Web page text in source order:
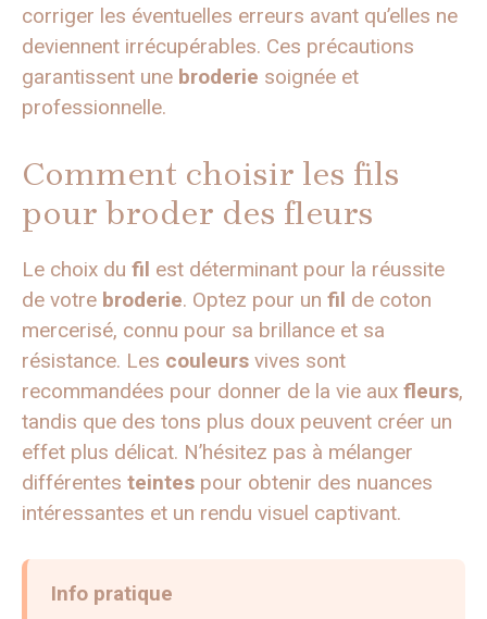
corriger les éventuelles erreurs avant qu’elles ne
deviennent irrécupérables. Ces précautions
garantissent une broderie soignée et
professionnelle.
Comment choisir les fils
pour broder des fleurs
Le choix du fil est déterminant pour la réussite
de votre broderie. Optez pour un fil de coton
mercerisé, connu pour sa brillance et sa
résistance. Les couleurs vives sont
recommandées pour donner de la vie aux fleurs,
tandis que des tons plus doux peuvent créer un
effet plus délicat. N’hésitez pas à mélanger
différentes teintes pour obtenir des nuances
intéressantes et un rendu visuel captivant.
Info pratique